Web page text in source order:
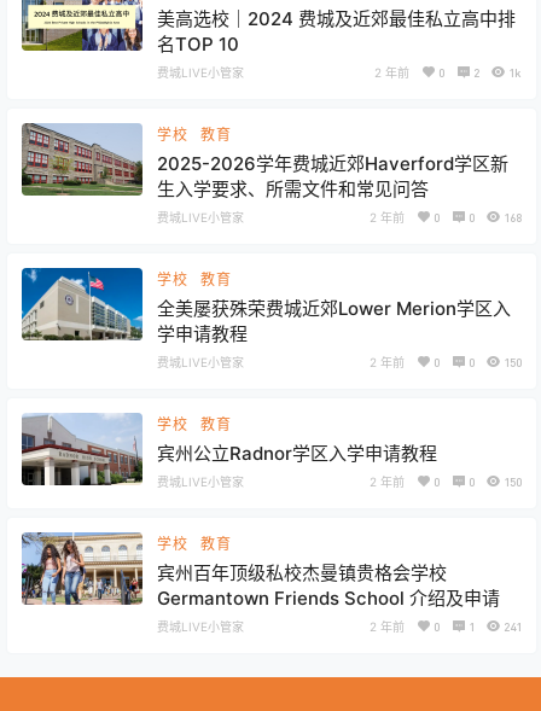
美高选校｜2024 费城及近郊最佳私立高中排
名TOP 10
费城LIVE小管家 2 年前 0 2 1k
学校 教育
2025-2026学年费城近郊Haverford学区新
生入学要求、所需文件和常见问答
费城LIVE小管家 2 年前 0 0 168
学校 教育
全美屡获殊荣费城近郊Lower Merion学区入
学申请教程
费城LIVE小管家 2 年前 0 0 150
学校 教育
宾州公立Radnor学区入学申请教程
费城LIVE小管家 2 年前 0 0 150
学校 教育
宾州百年顶级私校杰曼镇贵格会学校
Germantown Friends School 介绍及申请
费城LIVE小管家 2 年前 0 1 241